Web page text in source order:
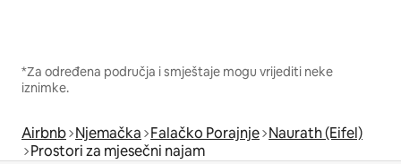
*Za određena područja i smještaje mogu vrijediti neke
iznimke.
Airbnb Njemačka Falačko Porajnje Naurath (Eifel)
Prostori za mjesečni najam